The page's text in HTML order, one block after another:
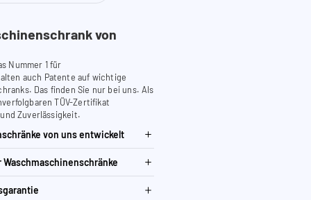
von
Nummer 1 für
auch Patente auf wichtige
Das finden Sie nur bei uns. Als
TÜV-Zertifikat
Zuverlässigkeit.
von uns entwickelt